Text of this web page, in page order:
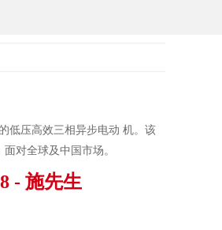
低压高效三相异步电动 机。该
对全球及中国市场。
- 施先生